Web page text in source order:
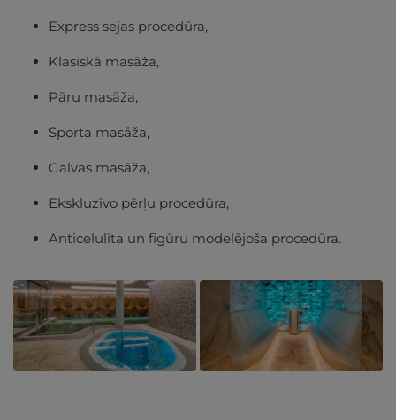
Express sejas procedūra,
Klasiskā masāža,
Pāru masāža,
Sporta masāža,
Galvas masāža,
Ekskluzīvo pērļu procedūra,
Anticelulīta un figūru modelējoša procedūra.